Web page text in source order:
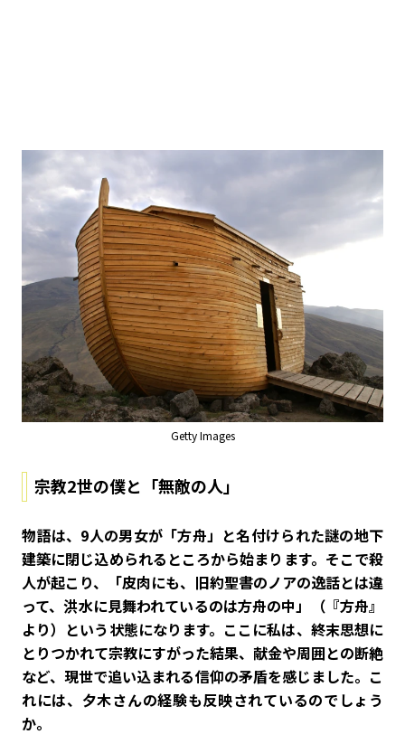
Getty Images
宗教2世の僕と「無敵の人」
――物語は、9人の男女が「方舟」と名付けられた謎の地下
建築に閉じ込められるところから始まります。そこで殺
人が起こり、「皮肉にも、旧約聖書のノアの逸話とは違
って、洪水に見舞われているのは方舟の中」（『方舟』
より）という状態になります。ここに私は、終末思想に
とりつかれて宗教にすがった結果、献金や周囲との断絶
など、現世で追い込まれる信仰の矛盾を感じました。こ
れには、夕木さんの経験も反映されているのでしょう
か。